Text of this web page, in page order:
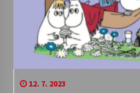
12. 7. 2023